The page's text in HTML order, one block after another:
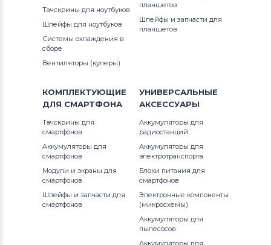
Phillips
Блоки питания для мониторов
Блоки питания для мониторов
Блоки питания для мониторов
Блоки питания для мониторов
Polaroid
Блоки питания для мониторов
Блоки питания для мониторов
Тачскрины для ноутбуков
Шлейфы для ноутбуков
Системы охлаждения в
сборе
Вентиляторы (кулеры)
планшетов
Шлейфы и запчасти для
планшетов
КОМПЛЕКТУЮЩИЕ
ДЛЯ СМАРТФОНА
Тачскрины для
смартфонов
Аккумуляторы для
смартфонов
Модули и экраны для
смартфонов
Шлейфы и запчасти для
смартфонов
УНИВЕРСАЛЬНЫЕ
АКСЕССУАРЫ
Аккумуляторы для
радиостанций
Аккумуляторы для
электротранспорта
Блоки питания для
смартфонов
Электронные компоненты
(микросхемы)
Аккумуляторы для
пылесосов
Аккумуляторы для